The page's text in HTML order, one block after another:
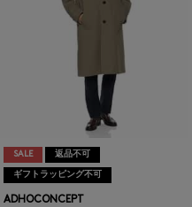
SALE 返品不可
ギフトラッピング不可
ADHOCONCEPT